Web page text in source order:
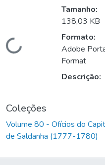
Carregando...
Tamanho:
138,03 KB
Formato:
Adobe
Format
Descrição:
Coleções
Volume 80 - Ofícios do
de Saldanha (1777-1780)